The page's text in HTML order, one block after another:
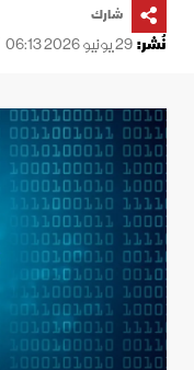
شارك
نُشر:29 يونيو 2026 06:13